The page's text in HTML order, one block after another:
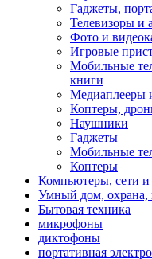
Гаджеты,
Телевизоры и
Фото и
Игровые
Мобильные
книги
Медиаплееры
Коптеры,
Наушники
Гаджеты
Мобильные
Коптеры
Компьютеры, сети и
Умный дом, охрана,
Бытовая техника
микрофоны
диктофоны
портативная